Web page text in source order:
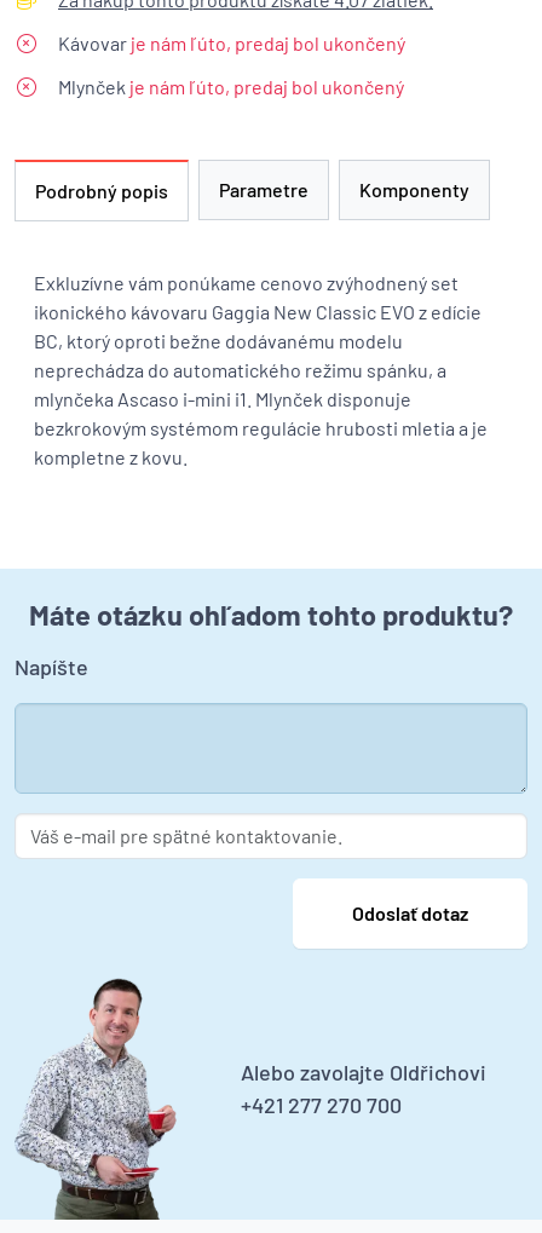
Kávovar je nám ľúto, predaj bol ukončený
Mlynček je nám ľúto, predaj bol ukončený
Podrobný popis Parametre Komponenty
Exkluzívne vám ponúkame cenovo zvýhodnený set
ikonického kávovaru Gaggia New Classic EVO z edície
BC, ktorý oproti bežne dodávanému modelu
neprechádza do automatického režimu spánku, a
mlynčeka Ascaso i-mini i1. Mlynček disponuje
bezkrokovým systémom regulácie hrubosti mletia a je
kompletne z kovu.
Máte otázku ohľadom tohto produktu?
Alebo zavolajte Oldřichovi
+421 277 270 700
Napíšte